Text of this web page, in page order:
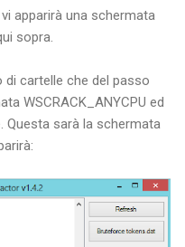
apparirà una schermata
sopra.
di cartelle che del passo
WSCRACK_ANYCPU ed
Questa sarà la schermata